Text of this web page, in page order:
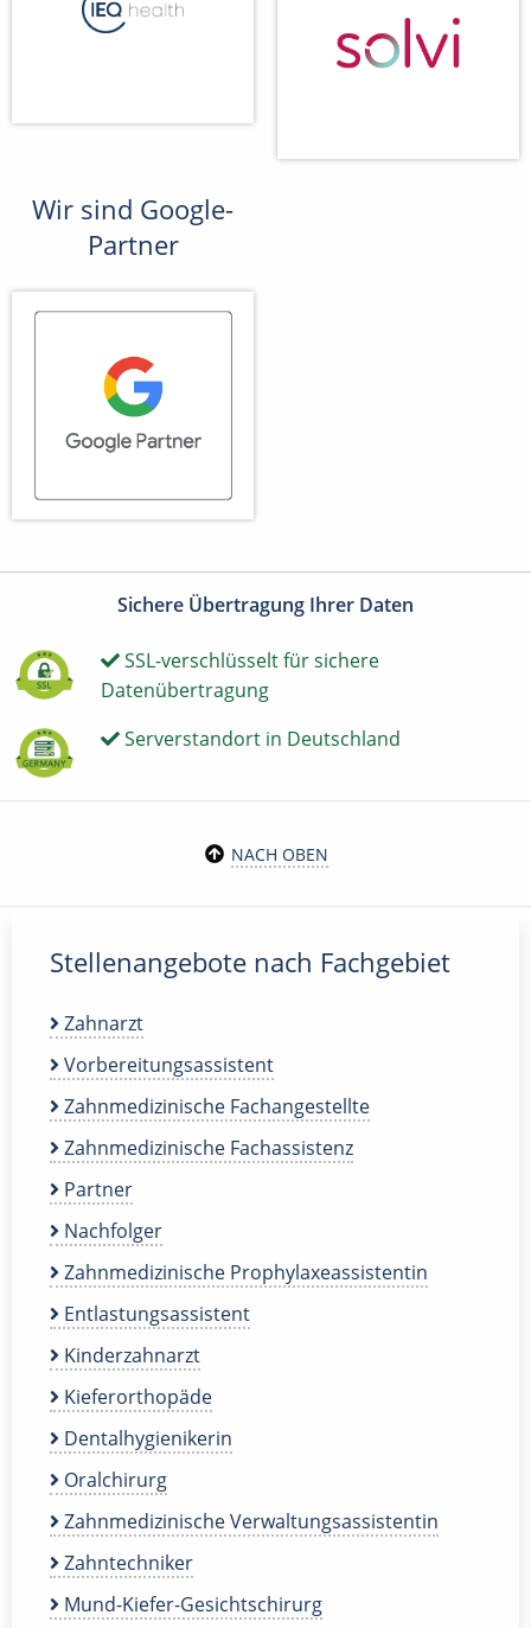
Wir sind Google-
Partner
Sichere Übertragung Ihrer Daten
SSL-verschlüsselt für sichere
Datenübertragung
Serverstandort in Deutschland
NACH OBEN
Stellenangebote nach Fachgebiet
Zahnarzt
Vorbereitungsassistent
Zahnmedizinische Fachangestellte
Zahnmedizinische Fachassistenz
Partner
Nachfolger
Zahnmedizinische Prophylaxeassistentin
Entlastungsassistent
Kinderzahnarzt
Kieferorthopäde
Dentalhygienikerin
Oralchirurg
Zahnmedizinische Verwaltungsassistentin
Zahntechniker
Mund-Kiefer-Gesichtschirurg